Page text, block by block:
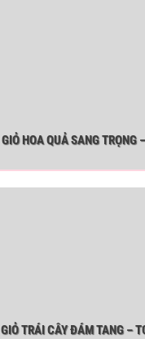
GIỎ HOA QUẢ SANG TRỌNG
GIỎ TRÁI CÂY ĐÁM TANG –